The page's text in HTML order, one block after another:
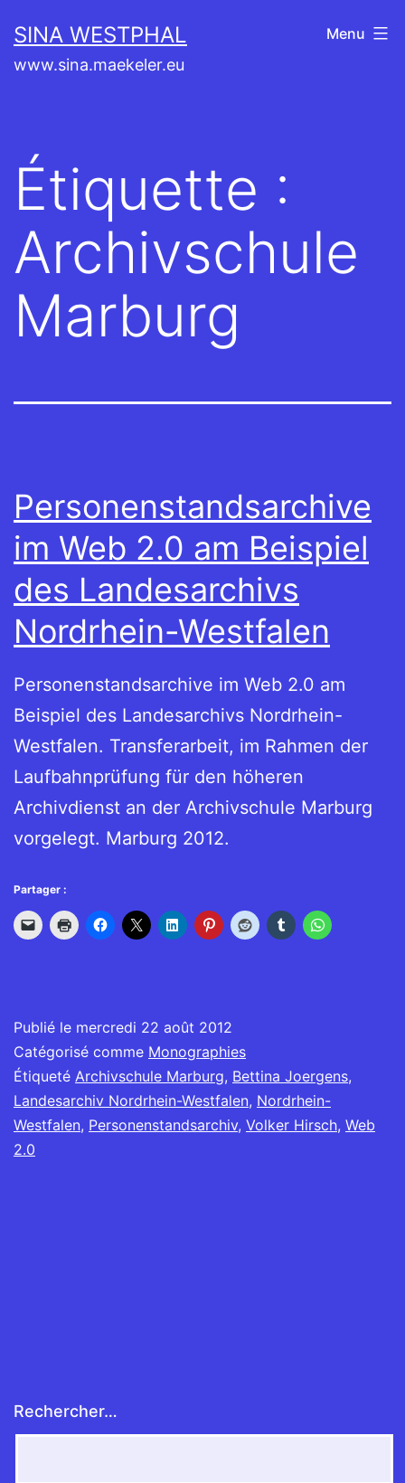
au
contenu
SINA WESTPHAL
www.sina.maekeler.eu
Menu
Étiquette :
Archivschule
Marburg
Personenstandsarchive
im Web 2.0 am Beispiel
des Landesarchivs
Nordrhein-Westfalen
Personenstandsarchive im Web 2.0 am
Beispiel des Landesarchivs Nordrhein-
Westfalen. Transferarbeit, im Rahmen der
Laufbahnprüfung für den höheren
Archivdienst an der Archivschule Marburg
vorgelegt. Marburg 2012.
Partager :
Publié le mercredi 22 août 2012
Catégorisé comme Monographies
Étiqueté Archivschule Marburg, Bettina Joergens,
Landesarchiv Nordrhein-Westfalen, Nordrhein-
Westfalen, Personenstandsarchiv, Volker Hirsch, Web
2.0
Rechercher…